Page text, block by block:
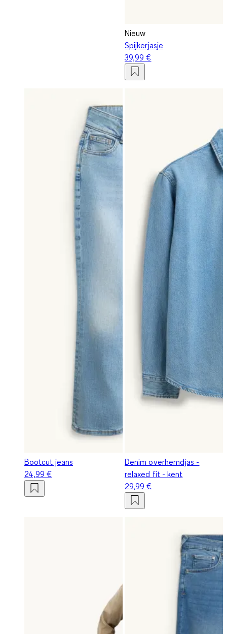
Nieuw
Spijkerjasje
39,99 €
Bootcut jeans
24,99 €
Denim overhemdjas -
relaxed fit - kent
29,99 €